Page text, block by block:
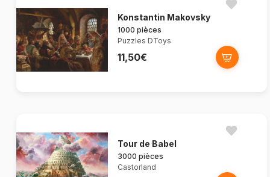
Konstantin Makovsky
1000 pièces
Puzzles DToys
11,50€
Tour de Babel
3000 pièces
Castorland